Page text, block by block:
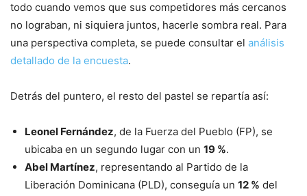
todo cuando vemos que sus competidores más cercanos
no lograban, ni siquiera juntos, hacerle sombra real. Para
una perspectiva completa, se puede consultar el análisis
detallado de la encuesta.
Detrás del puntero, el resto del pastel se repartía así:
Leonel Fernández, de la Fuerza del Pueblo (FP), se
ubicaba en un segundo lugar con un 19 %.
Abel Martínez, representando al Partido de la
Liberación Dominicana (PLD), conseguía un 12 % del